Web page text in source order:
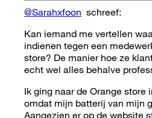
@Sarahxfoon schreef:
Kan iemand me vertellen
indienen tegen een
store? De manier hoe ze
echt wel alles behalve
Ik ging naar de Orange store
omdat mijn batterij van mijn
Aangezien er op de website